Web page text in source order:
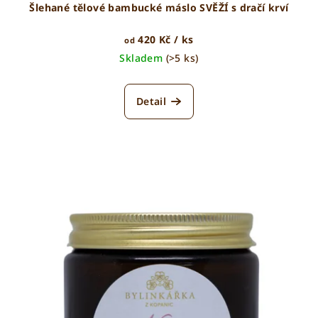
Šlehané tělové bambucké máslo SVĚŽÍ s dračí krví
od 420 Kč/ ks
Skladem (>5 ks)
Detail